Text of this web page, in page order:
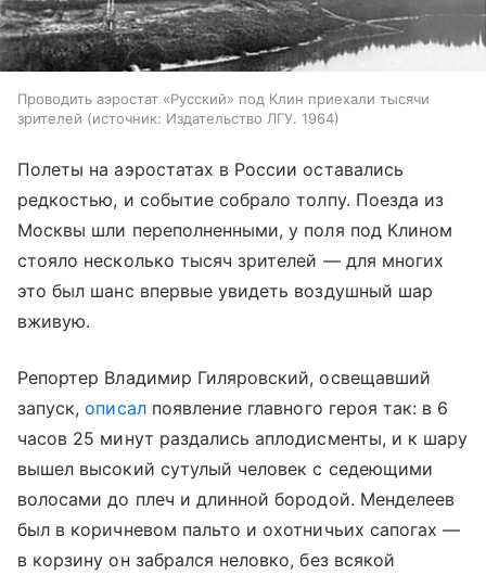
Проводить аэростат «Русский» под Клин приехали тысячи
зрителей
источник: Издательство ЛГУ. 1964
Полеты на аэростатах в России оставались
редкостью, и событие собрало толпу. Поезда из
Москвы шли переполненными, у поля под Клином
стояло несколько тысяч зрителей — для многих
это был шанс впервые увидеть воздушный шар
вживую.
Репортер Владимир Гиляровский, освещавший
запуск,описалпоявление главного героя так: в 6
часов 25 минут раздались аплодисменты, и к шару
вышел высокий сутулый человек с седеющими
волосами до плеч и длинной бородой. Менделеев
был в коричневом пальто и охотничьих сапогах —
в корзину он забрался неловко, без всякой